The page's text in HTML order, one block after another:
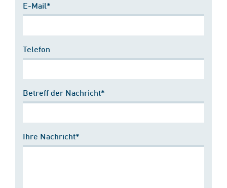
E-Mail*
Telefon
Betreff der Nachricht*
Ihre Nachricht*